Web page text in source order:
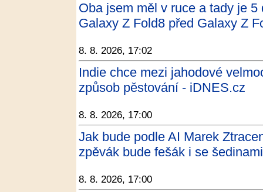
Oba jsem měl v ruce a tady je
Galaxy Z Fold8 před Galaxy Z
8. 8. 2026, 17:02
Indie chce mezi jahodové
způsob pěstování - iDNES.cz
8. 8. 2026, 17:00
Jak bude podle AI Marek
zpěvák bude fešák i se
8. 8. 2026, 17:00